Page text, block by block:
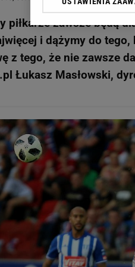
piłkarze zawsze będą
i dążymy do
z tego, że nie zawsze
Łukasz Masłowski,
Klikając „Akceptuję”
Zaufanych Partnerów i
dotyczące plików
odnośnik „Ustawienia
plików cookie możliwa
My, nasi Zaufani
badnie odbiorców i